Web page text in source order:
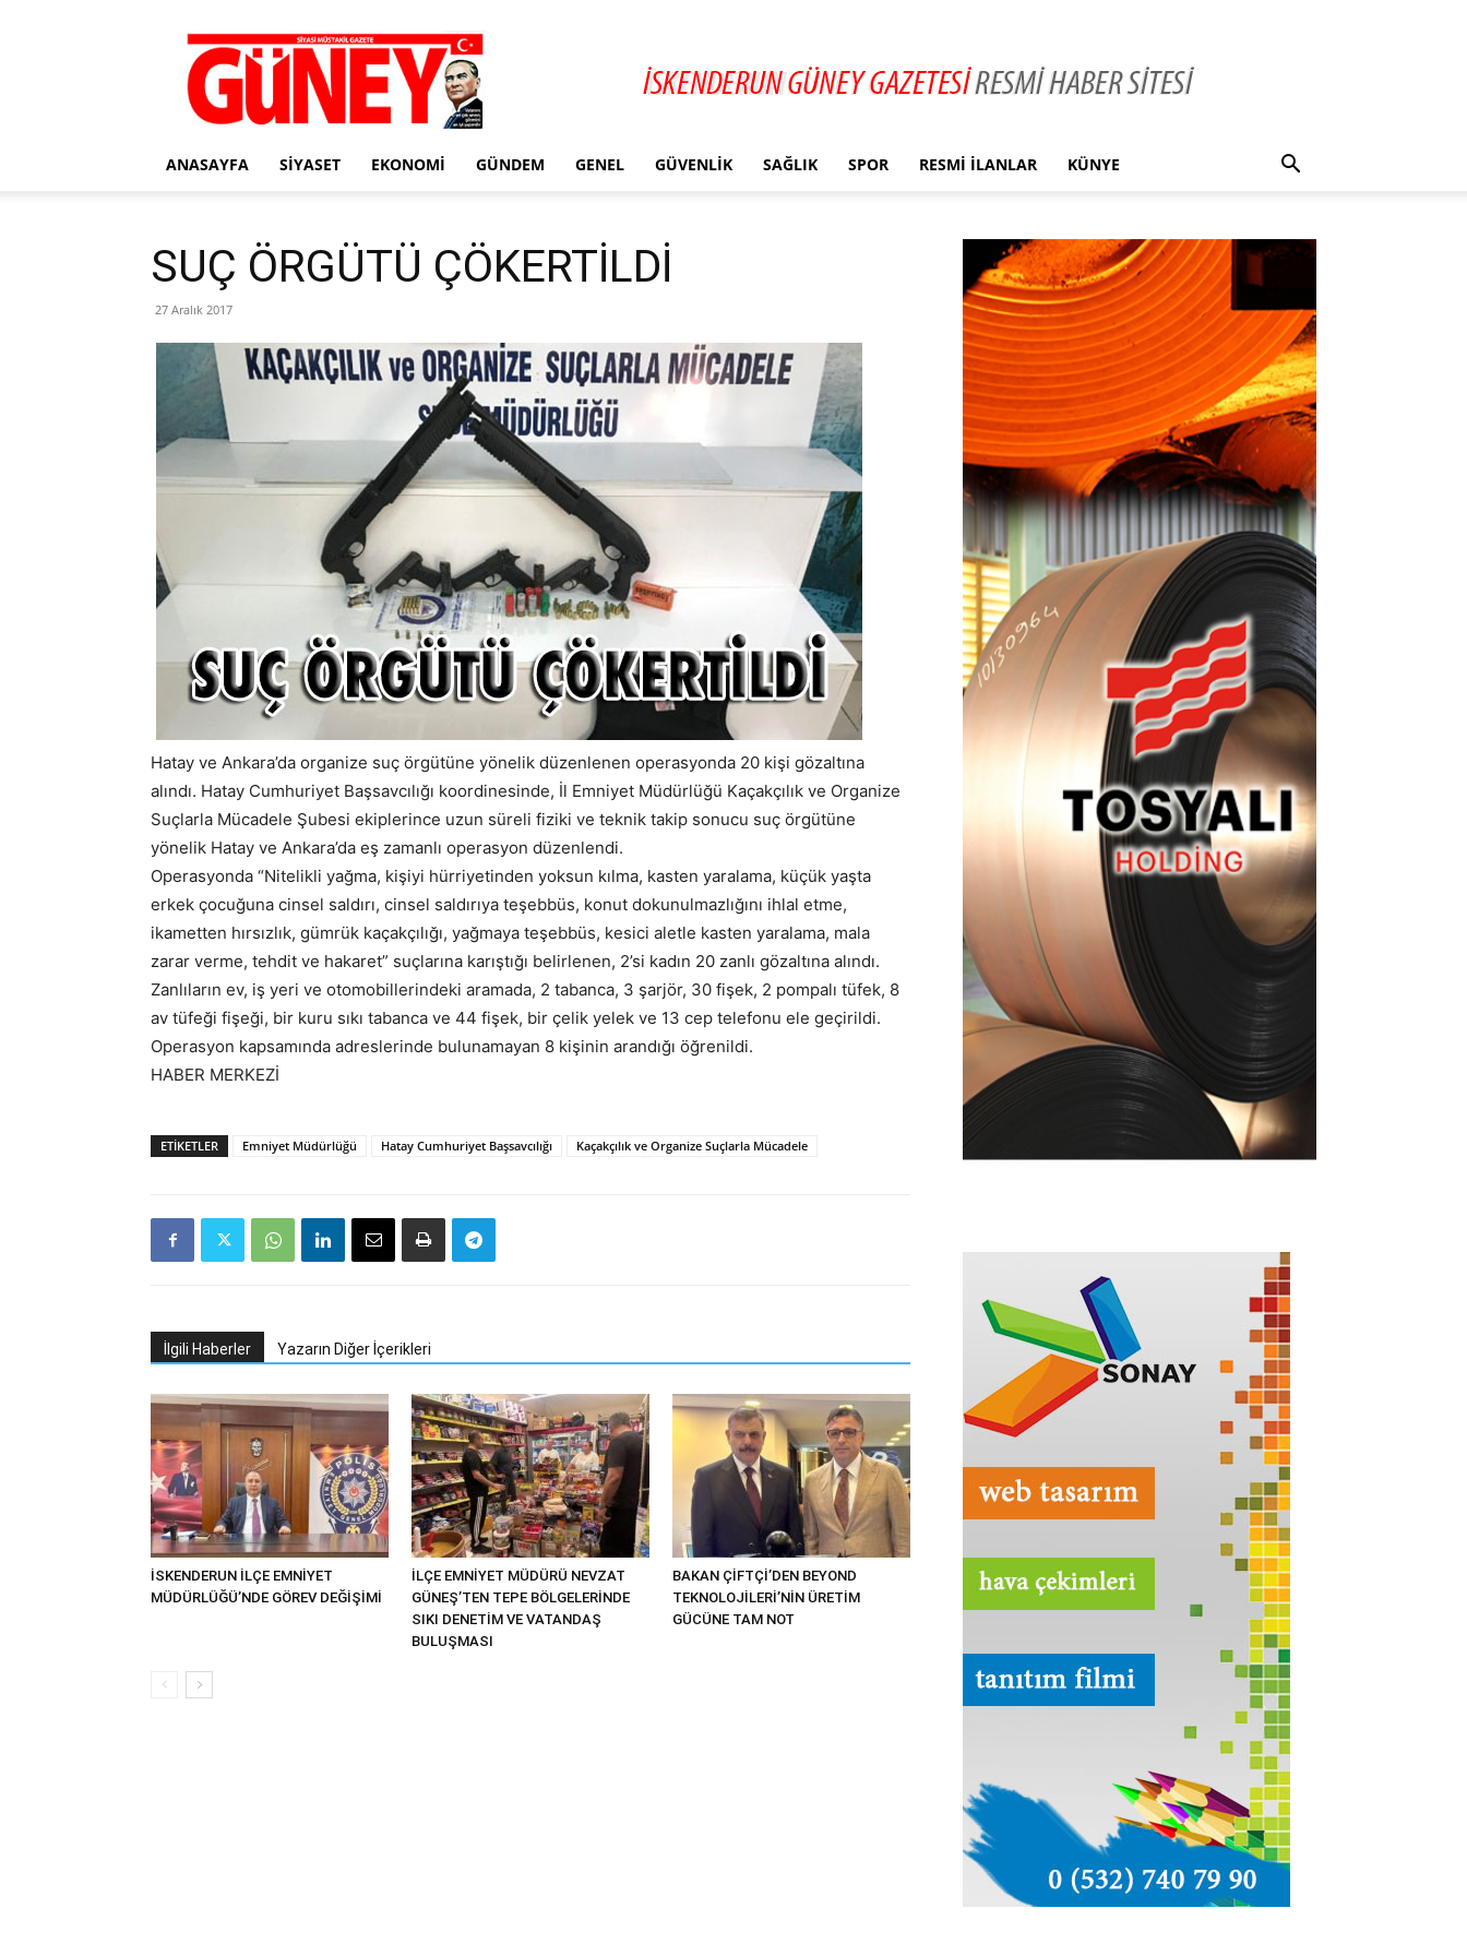
Gazete
Güney
ANASAYFA SIYASET EKONOMI GÜNDEM GENEL GÜVENLIK SAĞLIK SPOR RESMI İLANLAR KÜNYE
SUÇ ÖRGÜTÜ ÇÖKERTİLDİ
27 Aralık 2017
Hatay ve Ankara’da organize suç örgütüne yönelik düzenlenen operasyonda 20 kişi gözaltına
alındı. Hatay Cumhuriyet Başsavcılığı koordinesinde, İl Emniyet Müdürlüğü Kaçakçılık ve Organize
Suçlarla Mücadele Şubesi ekiplerince uzun süreli fiziki ve teknik takip sonucu suç örgütüne
yönelik Hatay ve Ankara’da eş zamanlı operasyon düzenlendi.
Operasyonda “Nitelikli yağma, kişiyi hürriyetinden yoksun kılma, kasten yaralama, küçük yaşta
erkek çocuğuna cinsel saldırı, cinsel saldırıya teşebbüs, konut dokunulmazlığını ihlal etme,
ikametten hırsızlık, gümrük kaçakçılığı, yağmaya teşebbüs, kesici aletle kasten yaralama, mala
zarar verme, tehdit ve hakaret” suçlarına karıştığı belirlenen, 2’si kadın 20 zanlı gözaltına alındı.
Zanlıların ev, iş yeri ve otomobillerindeki aramada, 2 tabanca, 3 şarjör, 30 fişek, 2 pompalı tüfek, 8
av tüfeği fişeği, bir kuru sıkı tabanca ve 44 fişek, bir çelik yelek ve 13 cep telefonu ele geçirildi.
Operasyon kapsamında adreslerinde bulunamayan 8 kişinin arandığı öğrenildi.
HABER MERKEZİ
ETIKETLER Emniyet Müdürlüğü Hatay Cumhuriyet Başsavcılığı Kaçakçılık ve Organize Suçlarla Mücadele
İlgili Haberler Yazarın Diğer İçerikleri
İSKENDERUN İLÇE EMNİYET
MÜDÜRLÜĞÜ’NDE GÖREV DEĞİŞİMİ
İLÇE EMNİYET MÜDÜRÜ NEVZAT
GÜNEŞ’TEN TEPE BÖLGELERİNDE
SIKI DENETİM VE VATANDAŞ
BULUŞMASI
BAKAN ÇİFTÇİ’DEN BEYOND
TEKNOLOJİLERİ’NİN ÜRETİM
GÜCÜNE TAM NOT